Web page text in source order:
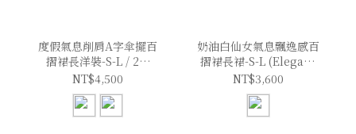
度假氣息削肩A字傘擺百
摺裙長洋裝-S-L / 2色
(Elegant & Love)
NT$4,500
奶油白仙女氣息飄逸感百
摺裙長裙-S-L (Elegant
& Love)
NT$3,600